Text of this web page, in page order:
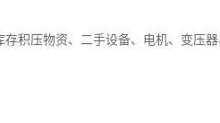
积压物资、二手设备、电机、变压